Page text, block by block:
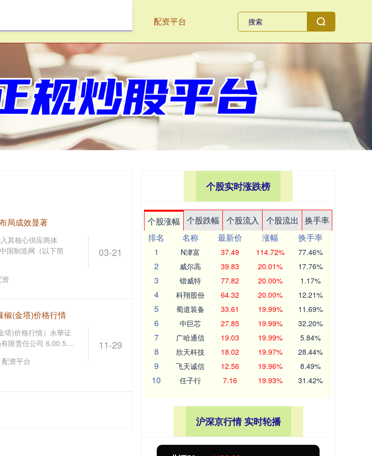
配资平台
03-21
局成效显著
其核心供应商体
国制造网（以下简
资
11-29
椒(金塔)价格行情
塔)价格行情）永華证
限责任公司 6.00 5....
配资平台
个股实时涨跌榜
个股涨幅 个股跌幅 个股流入 个股流出
换手率
排名
名称 最新价 涨幅
换手率
1
N津富 37.49 114.72% 77.46%
2 威尔高 39.83 20.01% 17.76%
3 锴威特 77.82 20.00% 1.17%
4 科翔股份 64.32 20.00% 12.21%
5 蜀道装备 33.61 19.99% 11.69%
6 中巨芯 27.85 19.99% 32.20%
7 广哈通信 19.03 19.99% 5.84%
8 欣天科技 18.02 19.97% 28.44%
9 飞天诚信 12.56 19.96% 8.49%
10 任子行 7.16 19.93% 31.42%
沪深京行情 实时轮播